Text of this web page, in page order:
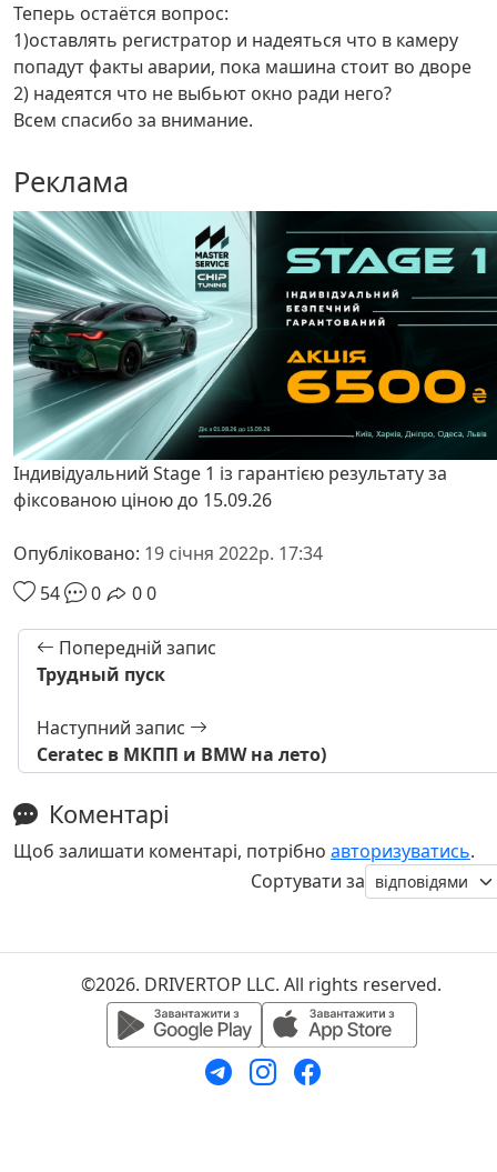
Теперь остаётся вопрос:
1)оставлять регистратор и надеяться что в камеру
попадут факты аварии, пока машина стоит во дворе
2) надеятся что не выбьют окно ради него?
Всем спасибо за внимание.
Реклама
Індивідуальний Stage 1 із гарантією результату за
фіксованою ціною до 15.09.26
Опубліковано: 19 січня 2022р. 17:34
54
0 00
Попередній запис
Трудный пуск
Наступний запис
Ceratec в МКПП и BMW на лето)
Коментарі
Щоб залишати коментарі, потрібно авторизуватись.
Сортувати за
©2026. DRIVERTOP LLC. All rights reserved.